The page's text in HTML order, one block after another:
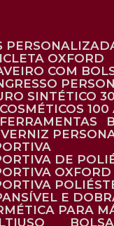
OXFORD
COM
SINTÉTICO
COSMÉTICOS
FERRAMENTAS
VERNIZ
DE
E
PARA